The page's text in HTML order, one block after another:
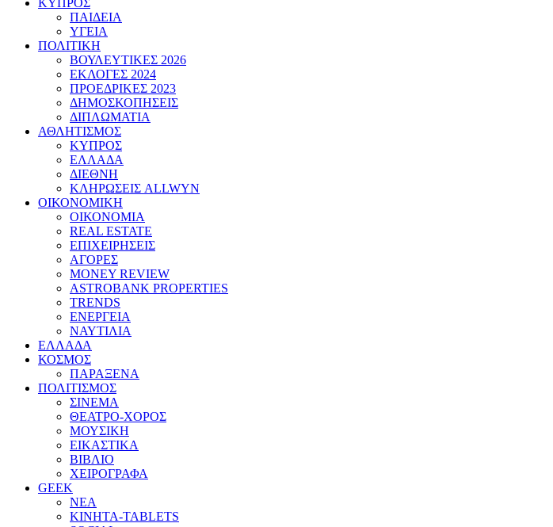
ΚΥΠΡΟΣ
ΠΑΙΔΕΙΑ
ΥΓΕΙΑ
ΠΟΛΙΤΙΚΗ
ΒΟΥΛΕΥΤΙΚΕΣ 2026
ΕΚΛΟΓΕΣ 2024
ΠΡΟΕΔΡΙΚΕΣ 2023
ΔΗΜΟΣΚΟΠΗΣΕΙΣ
ΔΙΠΛΩΜΑΤΙΑ
ΑΘΛΗΤΙΣΜΟΣ
ΚΥΠΡΟΣ
ΕΛΛΑΔΑ
ΔΙΕΘΝΗ
ΚΛΗΡΩΣΕΙΣ ALLWYN
ΟΙΚΟΝΟΜΙΚΗ
ΟΙΚΟΝΟΜΙΑ
REAL ESTATE
ΕΠΙΧΕΙΡΗΣΕΙΣ
ΑΓΟΡΕΣ
MONEY REVIEW
ASTROBANK PROPERTIES
TRENDS
ΕΝΕΡΓΕΙΑ
ΝΑΥΤΙΛΙΑ
ΕΛΛΑΔΑ
ΚΟΣΜΟΣ
ΠΑΡΑΞΕΝΑ
ΠΟΛΙΤΙΣΜΟΣ
ΣΙΝΕΜΑ
ΘΕΑΤΡΟ-ΧΟΡΟΣ
ΜΟΥΣΙΚΗ
ΕΙΚΑΣΤΙΚΑ
ΒΙΒΛΙΟ
ΧΕΙΡΟΓΡΑΦΑ
GEEK
ΝΕΑ
ΚΙΝΗΤΑ-TABLETS